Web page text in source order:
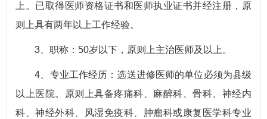
上。已取得医师资格证书和医师执业证书并经注册，原
则上具有两年以上工作经验。
3、职称：50岁以下，原则上主治医师及以上。
4、专业工作经历：选送进修医师的单位必须为县级
以上医院。原则上具备疼痛科、麻醉科、骨科、神经内
科、神经外科、风湿免疫科、肿瘤科或康复医学科专业